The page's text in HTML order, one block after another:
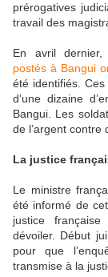
prérogatives
travail des
En avril
postés à Bangui
été identifiés.
d’une dizaine
Bangui. Les
de l’argent contre
La justice
Le ministre
été informé de
justice
dévoiler. Début
pour que
transmise à la